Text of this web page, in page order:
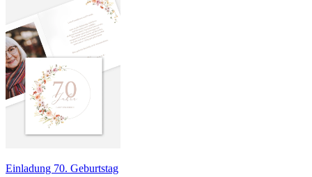
Einladung 70. Geburtstag